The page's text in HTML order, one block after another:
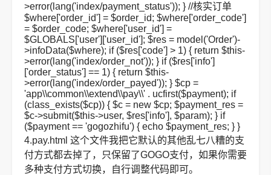
>error(lang('index/payment_status')); } //核实订单
$where['order_id'] = $order_id; $where['order_code']
= $order_code; $where['user_id'] =
$GLOBALS['user']['user_id']; $res = model('Order')-
>infoData($where); if ($res['code'] > 1) { return $this-
>error(lang('index/order_not')); } if ($res['info']
['order_status'] == 1) { return $this-
>error(lang('index/order_payed')); } $cp =
'app\\common\\extend\\pay\\' . ucfirst($payment); if
(class_exists($cp)) { $c = new $cp; $payment_res =
$c->submit($this->user, $res['info'], $param); } if
($payment == 'gogozhifu') { echo $payment_res; } }
4.pay.html 这个文件我把它默认的其他乱七八糟的支
付方式都去掉了，只保留了GOGO支付，如果你需要
多种支付方式切换，自行调整代码即可。